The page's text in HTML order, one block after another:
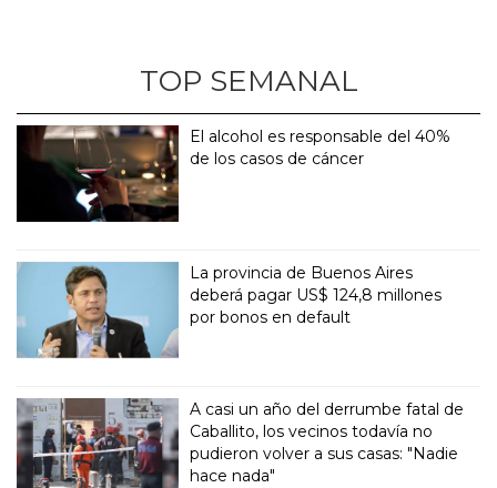
TOP SEMANAL
El alcohol es responsable del 40%
de los casos de cáncer
La provincia de Buenos Aires
deberá pagar US$ 124,8 millones
por bonos en default
A casi un año del derrumbe fatal de
Caballito, los vecinos todavía no
pudieron volver a sus casas: "Nadie
hace nada"